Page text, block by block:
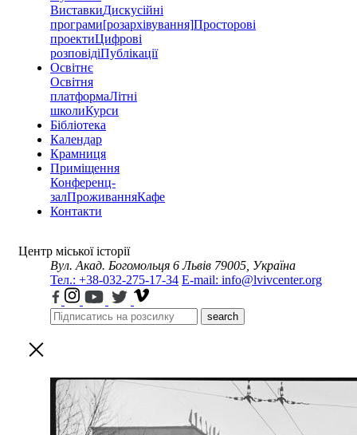
ВиставкиДискусійні
програми[розархівування]Просторові
проектиЦифрові
розповідіПублікації
Освітнє
Освітня
платформаЛітні
школиКурси
Бібліотека
Календар
Крамниця
Приміщення
Конференц-
залПроживанняКафе
Контакти
Центр міської історії
Вул. Акад. Богомольця 6 Львів 79005, Україна
Тел.: +38-032-275-17-34 E-mail: info@lvivcenter.org
search